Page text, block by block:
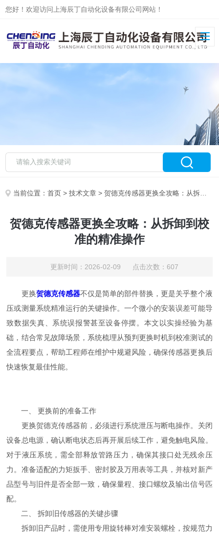
您好！欢迎访问上海辰丁自动化设备有限公司网站！
当前位置：首页 >技术文章 > 贺德克传感器更换全攻略：从拆卸到校准的精准操作
贺德克传感器更换全攻略：从拆卸到校
准的精准操作
更新时间：2026-02-09 点击次数：607
更换贺德克传感器不仅是简单的部件替换，更是关乎整个液
压或测量系统精准运行的关键操作。一个微小的安装误差可能导
致数据失真、系统误报警甚至设备停摆。本文以实操经验为基
础，结合常见故障场景，系统梳理从预判更换时机到校准测试的
全流程要点，帮助工程师在维护中规避风险，确保传感器更换后
快速恢复最佳性能。
一、 更换前的准备工作
更换贺德克传感器前，必须进行系统泄压与断电操作。关闭
设备总电源，确认断电状态后再开展后续工作，避免触电风险。
对于液压系统，需全部释放管路压力，确保其接口处无残余压
力。准备适配的力矩扳手、密封胶及万用表等工具，并核对新产
品型号与旧件是否全部一致，确保量程、接口螺纹及输出信号匹
配。
二、 拆卸旧传感器的关键步骤
拆卸旧产品时，需使用专用旋转棒对准安装螺栓，按规范力